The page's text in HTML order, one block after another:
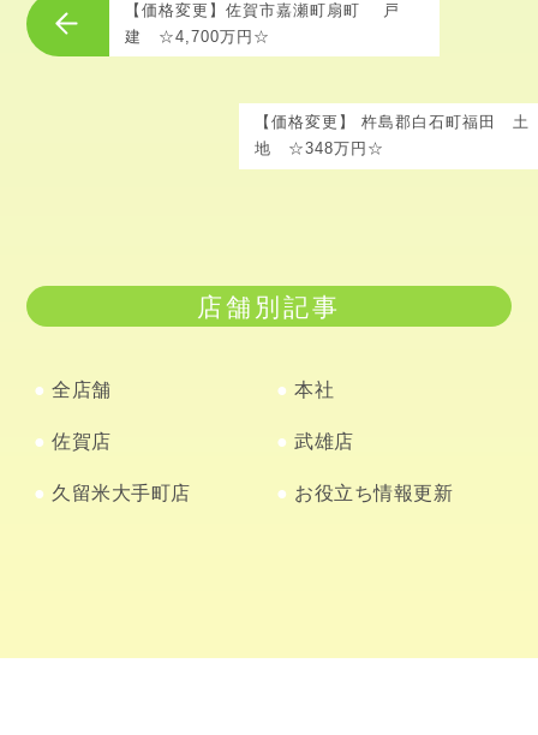
【価格変更】佐賀市嘉瀬町扇町 戸
建 ☆4,700万円☆
【価格変更】 杵島郡白石町福田 土
地 ☆348万円☆
店舗別記事
全店舗 本社
佐賀店 武雄店
久留米大手町店 お役立ち情報更新